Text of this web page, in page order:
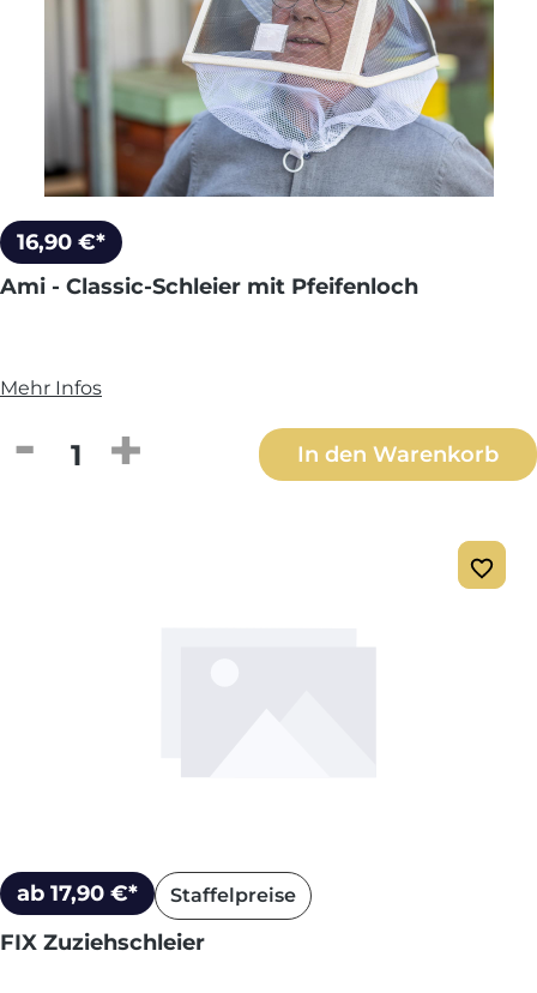
16,90 €*
Ami - Classic-Schleier mit Pfeifenloch
Mehr Infos
Produkt Anzahl: Gib den gewünschten
In den Warenkorb
ab 17,90 €* Staffelpreise
FIX Zuziehschleier